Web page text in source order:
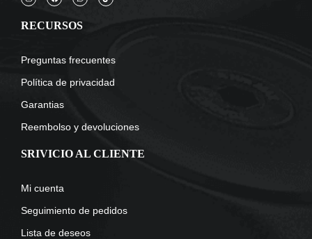
RECURSOS
Preguntas frecuentes
Política de privacidad
Garantias
Reembolso y devoluciones
SRIVICIO AL CLIENTE
Mi cuenta
Seguimiento de pedidos
Lista de deseos